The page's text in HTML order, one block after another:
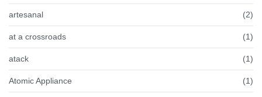
artesanal (2)
at a crossroads (1)
atack (1)
Atomic Appliance (1)